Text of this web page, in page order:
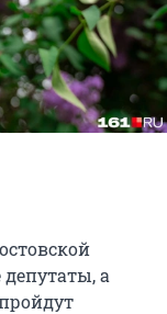
депутаты, а